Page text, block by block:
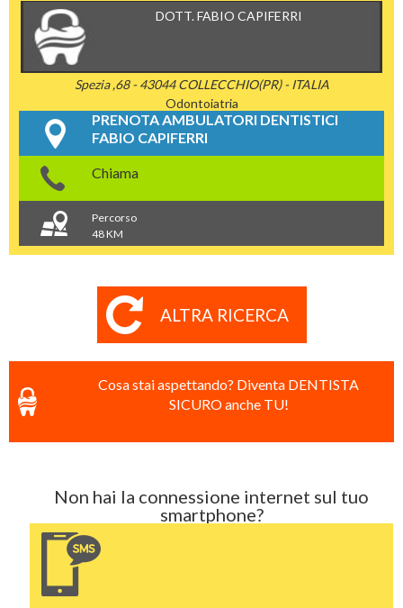
DOTT. FABIO CAPIFERRI
Spezia ,68 - 43044 COLLECCHIO(PR) - ITALIA
Odontoiatria
PRENOTA AMBULATORI DENTISTICI
FABIO CAPIFERRI
Chiama
Percorso
48 KM
ALTRA RICERCA
Cosa stai aspettando? Diventa DENTISTA
SICURO anche TU!
Non hai la connessione internet sul tuo
smartphone?